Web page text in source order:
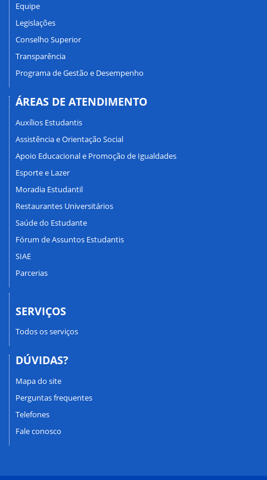
Equipe
Legislações
Conselho Superior
Transparência
Programa de Gestão e Desempenho
ÁREAS DE ATENDIMENTO
Auxílios Estudantis
Assistência e Orientação Social
Apoio Educacional e Promoção de Igualdades
Esporte e Lazer
Moradia Estudantil
Restaurantes Universitários
Saúde do Estudante
Fórum de Assuntos Estudantis
SIAE
Parcerias
SERVIÇOS
Todos os serviços
DÚVIDAS?
Mapa do site
Perguntas frequentes
Telefones
Fale conosco